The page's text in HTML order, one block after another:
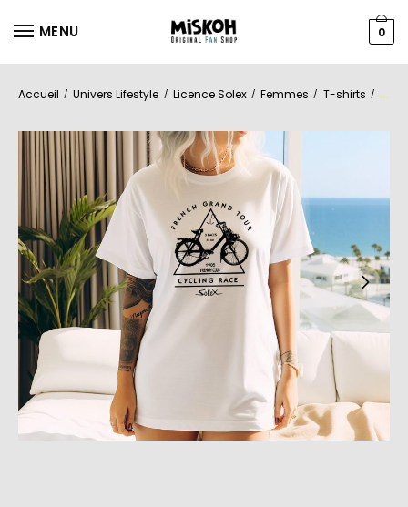
MENU 0
Accueil / Univers Lifestyle / Licence Solex / Femmes / T-shirts / T-